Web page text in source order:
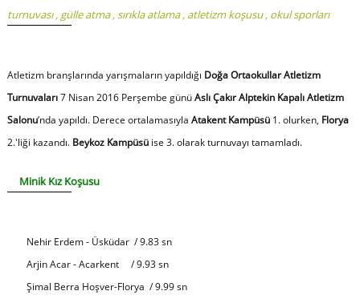
turnuvası, gülle atma,sırıkla atlama, atletizm koşusu, okul sporları
Atletizm branşlarında yarışmaların yapıldığı Doğa Ortaokullar Atletizm
Turnuvaları7 Nisan 2016 Perşembe günüAslı Çakır Alptekin Kapalı Atletizm
Salonu’nda yapıldı. Derece ortalamasıyla Atakent Kampüsü1. olurken, Florya
2.'liği kazandı. Beykoz Kampüsüise 3. olarak turnuvayı tamamladı.
Minik Kız Koşusu
Nehir Erdem - Üsküdar / 9.83 sn
Arjin Acar - Acarkent / 9.93 sn
Şimal Berra Hoşver-Florya / 9.99 sn